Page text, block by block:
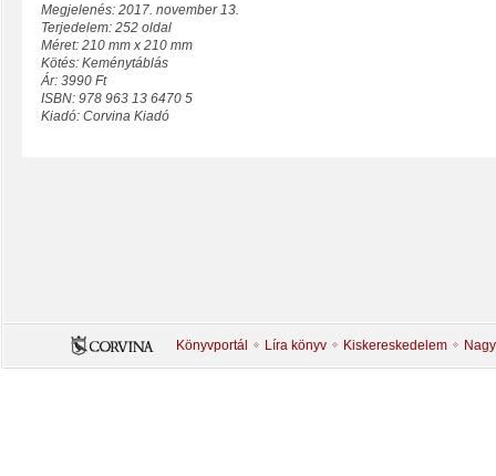
Megjelenés: 2017. november 13.
Terjedelem: 252 oldal
Méret: 210 mm x 210 mm
Kötés: Keménytáblás
Ár: 3990 Ft
ISBN: 978 963 13 6470 5
Kiadó: Corvina Kiadó
Könyvportál Líra könyv Kiskereskedelem